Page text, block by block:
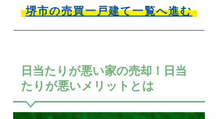
堺市の売買一戸建て一覧へ進む
日当たりが悪い家の売却！日当
たりが悪いメリットとは